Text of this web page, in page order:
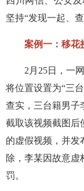
坚持“发现一起、
案例一：移花接
2月25日，一网
将位置设置为“三
查实，三台籍男子
截取该视频截图后
的虚假视频，并发
除，李某因故意虚
罚。